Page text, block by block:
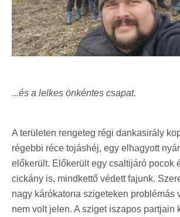
...és a lelkes önkéntes csapat.
A területen rengeteg régi dankasirály
régebbi réce tojáshéj, egy elhagyott
előkerült. Előkerült egy csaltijáró pocok
cickány is, mindkettő védett fajunk.
nagy kárókatona szigeteken problémás
nem volt jelen. A sziget iszapos partjain